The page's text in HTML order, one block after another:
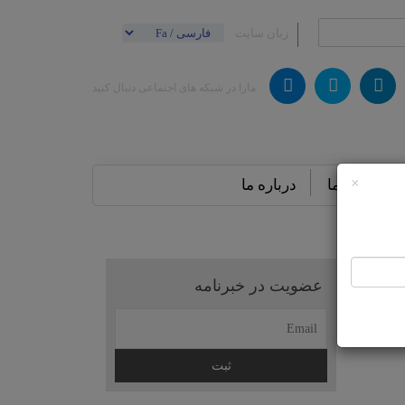
×
تماس باما درباره ما
چیست و چرا
که
[…]
عضویت در خبرنامه